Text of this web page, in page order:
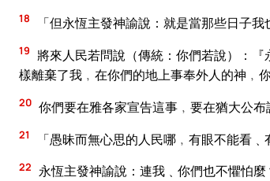
18 「但永恆主發神諭說：就是當那些日子我
19
將來人民若問說（傳統：你們若說）：
樣離棄了我﹐在你們的地上事奉外人的神﹐
20 你們要在雅各家宣告這事﹐要在猶大公布
21 「愚昧而無心思的人民哪﹐有眼不能看﹑
22 永恆主發神諭說：連我﹑你們也不懼怕